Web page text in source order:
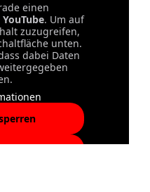
einen
YouTube. Um auf
zuzugreifen,
unten.
dabei Daten